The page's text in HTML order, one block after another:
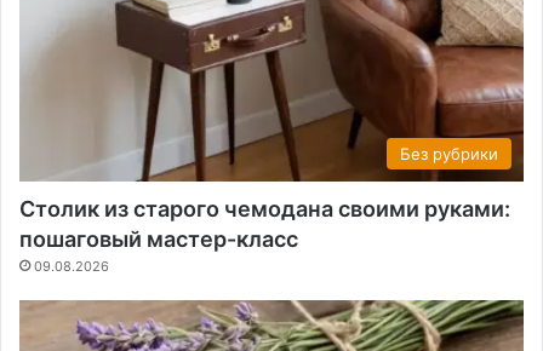
Без рубрики
Столик из старого чемодана своими руками:
пошаговый мастер-класс
09.08.2026